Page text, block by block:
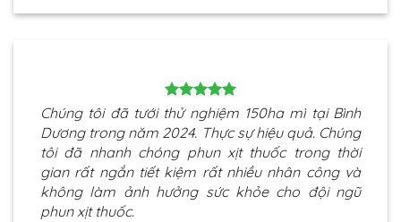
Chúng tôi đã tưới thử nghiệm 150ha mì tại Bình
Dương trong năm 2024. Thực sự hiệu quả. Chúng
tôi đã nhanh chóng phun xịt thuốc trong thời
gian rất ngắn tiết kiệm rất nhiều nhân công và
không làm ảnh hưởng sức khỏe cho đội ngũ
phun xịt thuốc.